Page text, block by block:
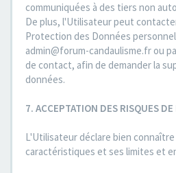
communiquées à des tiers non
De plus, l'Utilisateur peut
Protection des Données
admin@forum-candaulisme.fr ou
de contact, afin de demander la
données.
7. ACCEPTATION DES RISQUES
L'Utilisateur déclare bien
caractéristiques et ses limites et